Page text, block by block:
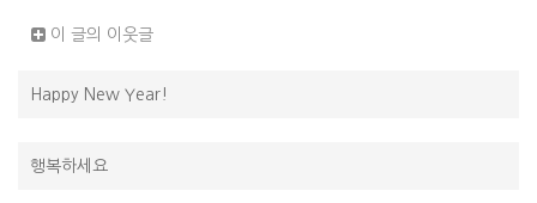
이 글의 이웃글
Happy New Year!
행복하세요